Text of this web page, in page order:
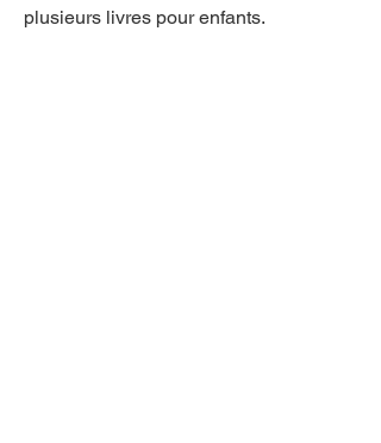
plusieurs livres pour enfants.